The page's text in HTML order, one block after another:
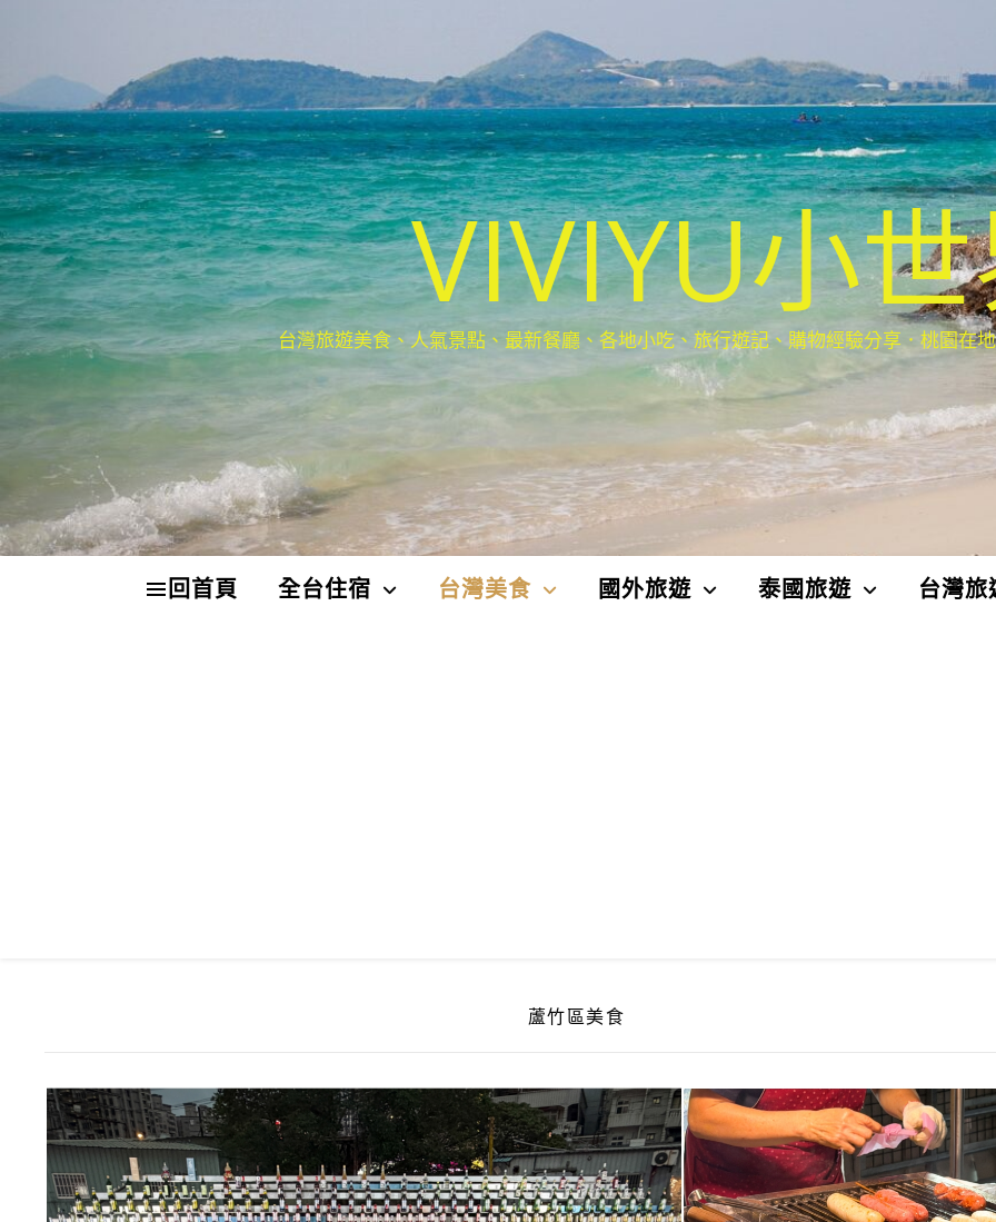
VIVIYU小
台灣旅遊美食、人氣景點、最新餐廳、各地小吃、旅行遊記、購物經驗分享．桃園在
回首頁 全台住宿 台灣美食 國外旅遊 泰國旅遊 台灣旅
蘆竹區美食